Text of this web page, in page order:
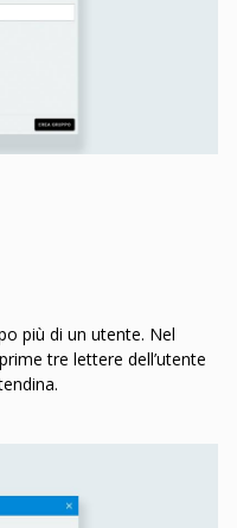
più di un utente. Nel
tre lettere dell’utente